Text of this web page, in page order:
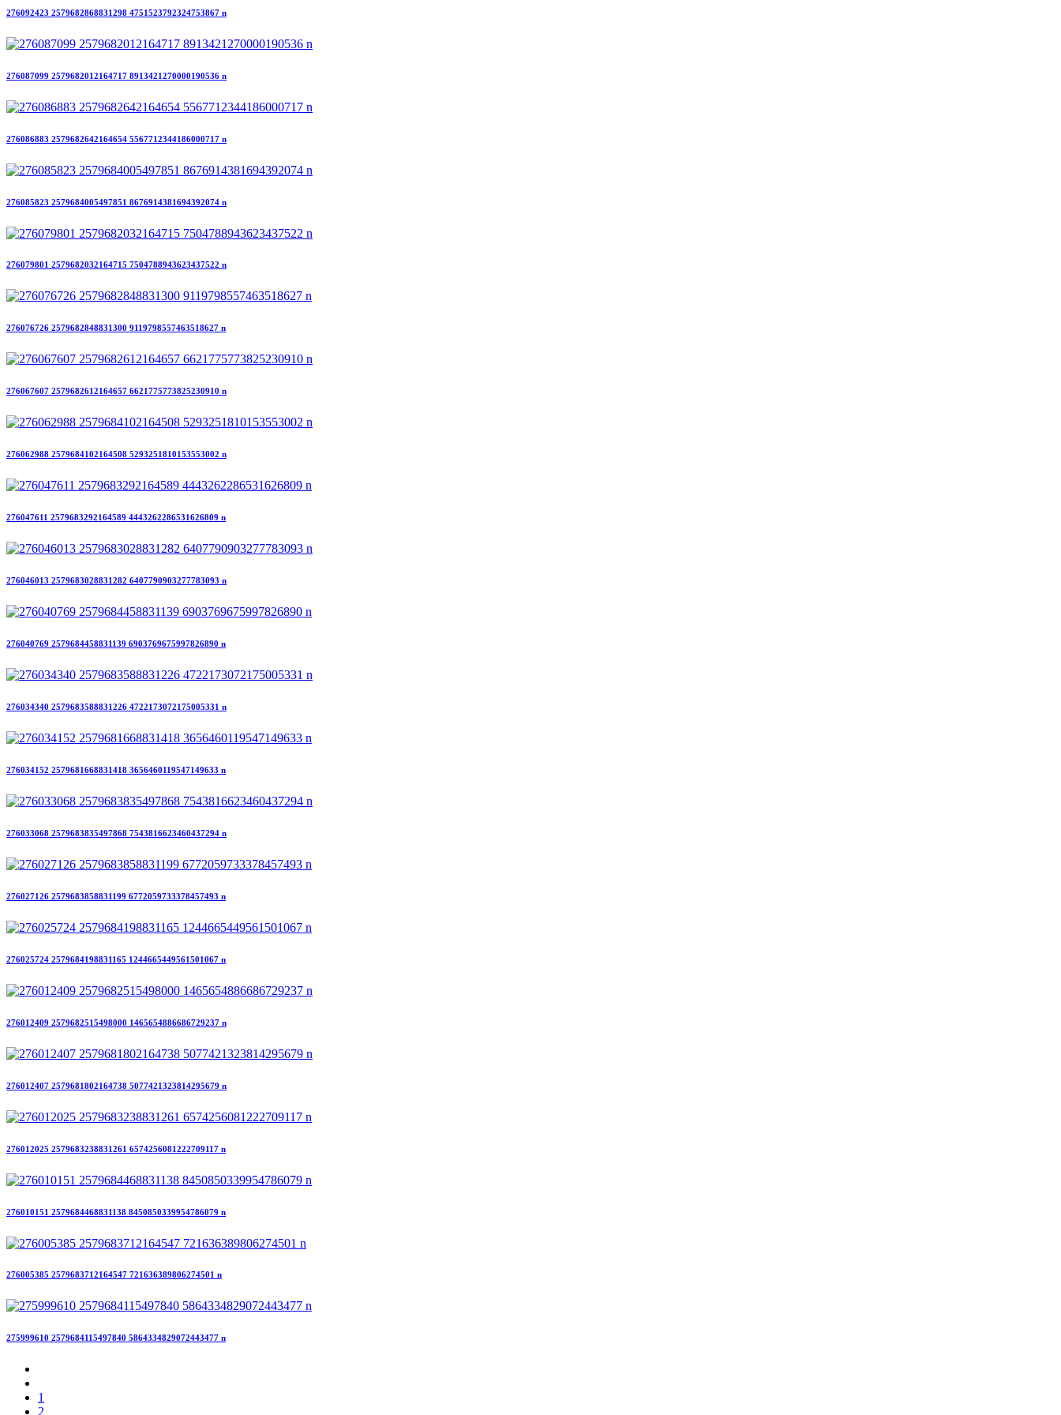
276092423 2579682868831298 4751523792324753867 n
276087099 2579682012164717 8913421270000190536 n
276086883 2579682642164654 5567712344186000717 n
276085823 2579684005497851 8676914381694392074 n
276079801 2579682032164715 7504788943623437522 n
276076726 2579682848831300 9119798557463518627 n
276067607 2579682612164657 6621775773825230910 n
276062988 2579684102164508 5293251810153553002 n
276047611 2579683292164589 4443262286531626809 n
276046013 2579683028831282 6407790903277783093 n
276040769 2579684458831139 6903769675997826890 n
276034340 2579683588831226 4722173072175005331 n
276034152 2579681668831418 3656460119547149633 n
276033068 2579683835497868 7543816623460437294 n
276027126 2579683858831199 6772059733378457493 n
276025724 2579684198831165 1244665449561501067 n
276012409 2579682515498000 1465654886686729237 n
276012407 2579681802164738 5077421323814295679 n
276012025 2579683238831261 6574256081222709117 n
276010151 2579684468831138 8450850339954786079 n
276005385 2579683712164547 721636389806274501 n
275999610 2579684115497840 5864334829072443477 n
1
2